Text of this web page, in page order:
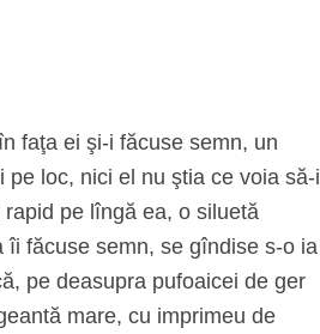
faţa ei şi-i făcuse semn, un
loc, nici el nu ştia ce voia să-i
pe lîngă ea, o siluetă
făcuse semn, se gîndise s-o ia
pe deasupra pufoaicei de ger
mare, cu imprimeu de